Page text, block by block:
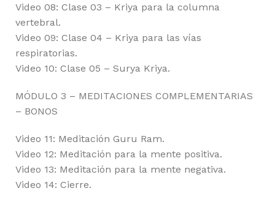
Video 08: Clase 03 – Kriya para la columna
vertebral.
Video 09: Clase 04 – Kriya para las vías
respiratorias.
Video 10: Clase 05 – Surya Kriya.
MÓDULO 3 – MEDITACIONES COMPLEMENTARIAS
– BONOS
Video 11: Meditación Guru Ram.
Video 12: Meditación para la mente positiva.
Video 13: Meditación para la mente negativa.
Video 14: Cierre.